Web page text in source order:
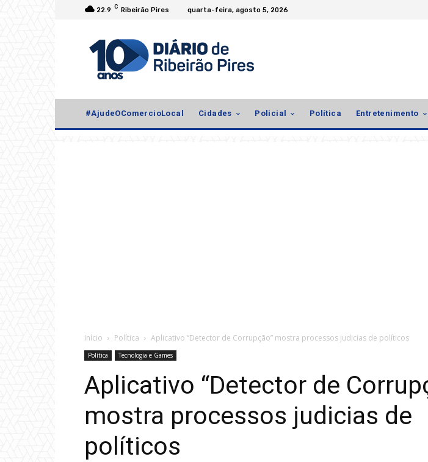
22.9 C Ribeirão Pires quarta-feira, agosto 5, 2026
#AjudeOComercioLocal Cidades Policial Política Entretenimento
Início Política Aplicativo “Detector de Corrupção” mostra processos judicias de políticos
Política Tecnologia e Games
Aplicativo “Detector de
mostra processos judicias de
políticos